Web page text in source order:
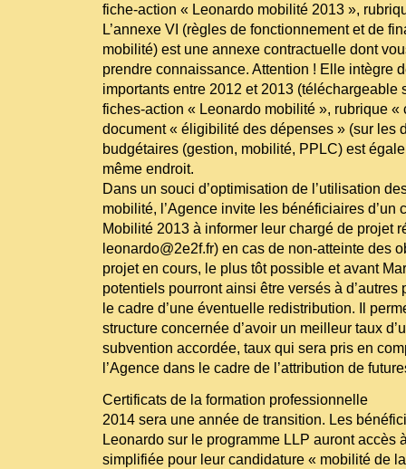
fiche-action « Leonardo mobilité 2013 »,
L’annexe VI (règles de fonctionnement et de
mobilité) est une annexe contractuelle dont
prendre connaissance. Attention ! Elle intègre
importants entre 2012 et 2013 (téléchargeable
fiches-action « Leonardo mobilité », rubrique «
document « éligibilité des dépenses » (sur les
budgétaires (gestion, mobilité, PPLC) est
même endroit.
Dans un souci d’optimisation de l’utilisation
mobilité, l’Agence invite les bénéficiaires d’un
Mobilité 2013 à informer leur chargé de projet
leonardo@2e2f.fr) en cas de non-atteinte des
projet en cours, le plus tôt possible et avant
potentiels pourront ainsi être versés à d’autres
le cadre d’une éventuelle redistribution. Il
structure concernée d’avoir un meilleur taux
subvention accordée, taux qui sera pris en
l’Agence dans le cadre de l’attribution de
Certificats de la formation professionnelle
2014 sera une année de transition. Les
Leonardo sur le programme LLP auront accès
simplifiée pour leur candidature « mobilité de